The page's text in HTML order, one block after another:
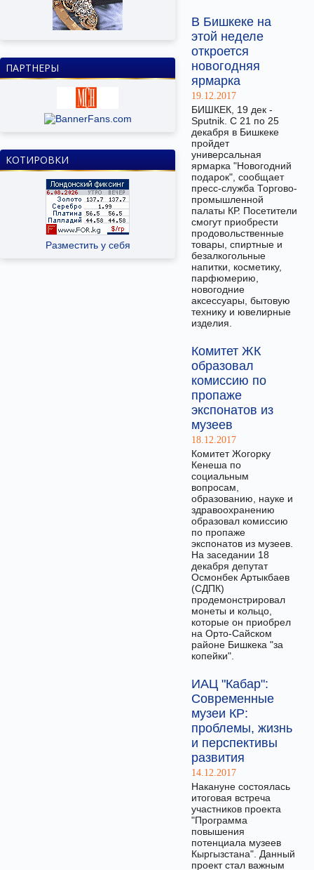
ПАРТНЕРЫ
КОТИРОВКИ
Разместить у себя
В Бишкеке на
этой неделе
откроется
новогодняя
ярмарка
19.12.2017
БИШКЕК, 19 дек -
Sputnik. С 21 по 25
декабря в Бишкеке
пройдет
универсальная
ярмарка "Новогодний
подарок", сообщает
пресс-служба Торгово-
промышленной
палаты КР. Посетители
смогут приобрести
продовольственные
товары, спиртные и
безалкогольные
напитки, косметику,
парфюмерию,
новогодние
аксессуары, бытовую
технику и ювелирные
изделия.
Комитет ЖК
образовал
комиссию по
пропаже
экспонатов из
музеев
18.12.2017
Комитет Жогорку
Кенеша по
социальным
вопросам,
образованию, науке и
здравоохранению
образовал комиссию
по пропаже
экспонатов из музеев.
На заседании 18
декабря депутат
Осмонбек Артыкбаев
(СДПК)
продемонстрировал
монеты и кольцо,
которые он приобрел
на Орто-Сайском
районе Бишкека "за
копейки".
ИАЦ "Кабар":
Современные
музеи КР:
проблемы, жизнь
и перспективы
развития
14.12.2017
Накануне состоялась
итоговая встреча
участников проекта
"Программа
повышения
потенциала музеев
Кыргызстана". Данный
проект стал важным